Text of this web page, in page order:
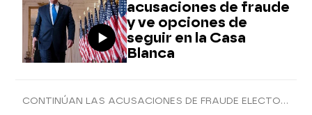
acusaciones de fraude
y ve opciones de
seguir en la Casa
Blanca
CONTINÚAN LAS ACUSACIONES DE FRAUDE ELECTORAL